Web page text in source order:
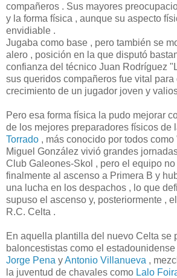
compañeros . Sus mayores
y la forma física , aunque su aspecto
envidiable .
Jugaba como base , pero también se
alero , posición en la que disputó
confianza del técnico Juan Rodríguez
sus queridos compañeros fue vital para
crecimiento de un jugador joven y
Pero esa forma física la pudo mejorar
de los mejores preparadores físicos de
Torrado , más conocido por todos como
Miguel González vivió grandes
Club Galeones-Skol , pero el equipo
finalmente al ascenso a Primera B y
una lucha en los despachos , lo que
supuso el ascenso y, posteriormente ,
R.C. Celta .
En aquella plantilla del nuevo Celta se
baloncestistas como el estadounidense
Jorge Pena yAntonio Villanueva ,
la juventud de chavales como Lalo